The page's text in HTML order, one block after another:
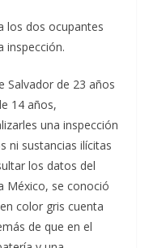
los dos ocupantes
inspección.
Salvador de 23 años
14 años,
una inspección
ni sustancias ilícitas
los datos del
México, se conoció
color gris cuenta
de que en el